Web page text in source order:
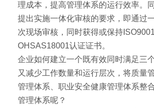
理成本，提高管理体系的运行效率。
提出实施一体化审核的要求，即通过
次现场审核，同时获得或保持
OHSAS18001认证证书。
企业如何建立一个既有效同时满足三
又减少工作数量和运行层次，将质量
管理体系、职业安全健康管理体系整
管理体系呢？